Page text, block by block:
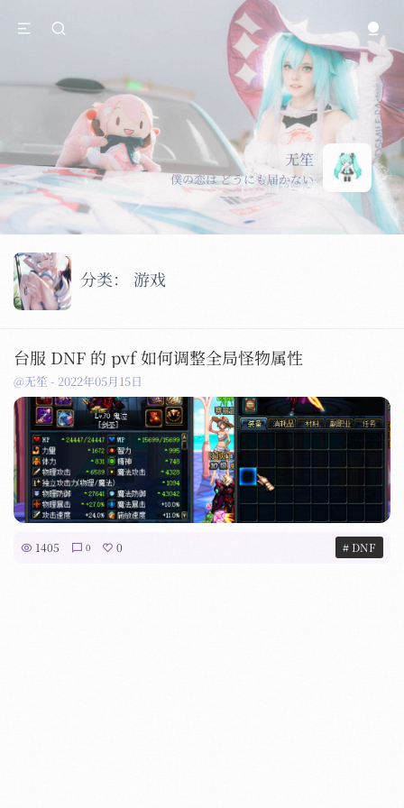
无笙
僕の恋は どうにも届かない
分类： 游戏
台服 DNF 的 pvf 如何调整全局怪物属性
@无笙 - 2022年05月15日
1405 0 0 # DNF